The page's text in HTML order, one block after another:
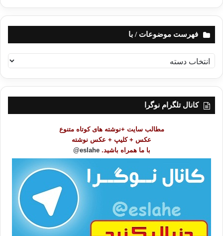
فهرست موضوعات / با
ه
ر
کانال تلگرام نوگرا
مطالب سایت +نوشته های کوتاه متنوع
عکس + کلیپ + عکس نوشته
با ما همراه باشید. eslahe@